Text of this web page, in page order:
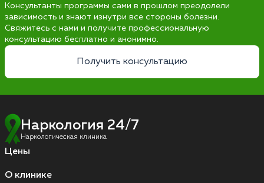
Консультанты программы сами в прошлом преодолели
зависимость и знают изнутри все стороны болезни.
Свяжитесь с нами и получите профессиональную
консультацию бесплатно и анонимно.
Получить консультацию
Наркология 24/7
Наркологическая клиника
Цены
О клинике